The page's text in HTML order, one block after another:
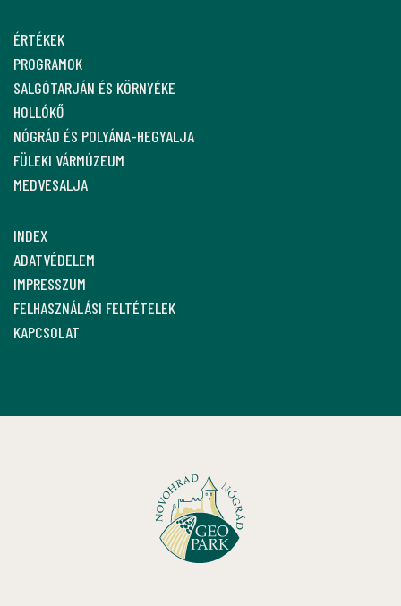
ÉRTÉKEK
PROGRAMOK
SALGÓTARJÁN ÉS KÖRNYÉKE
HOLLÓKŐ
NÓGRÁD ÉS POLYÁNA-HEGYALJA
FÜLEKI VÁRMÚZEUM
MEDVESALJA
INDEX
ADATVÉDELEM
IMPRESSZUM
FELHASZNÁLÁSI FELTÉTELEK
KAPCSOLAT